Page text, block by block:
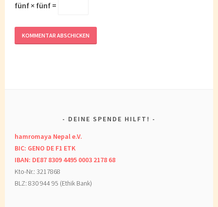
fünf × fünf =
DEINE SPENDE HILFT!
hamromaya Nepal e.V.
BIC: GENO DE F1 ETK
IBAN: DE87 8309 4495 0003 2178 68
Kto-Nr.: 3217868
BLZ: 830 944 95 (Ethik Bank)